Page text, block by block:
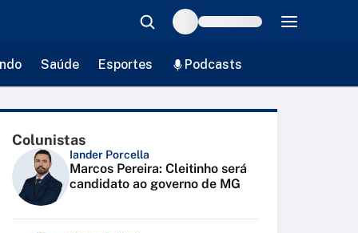
Saúde Esportes Podcasts
Colunistas
Iander Porcella
Marcos Pereira: Cleitinho será
candidato ao governo de MG